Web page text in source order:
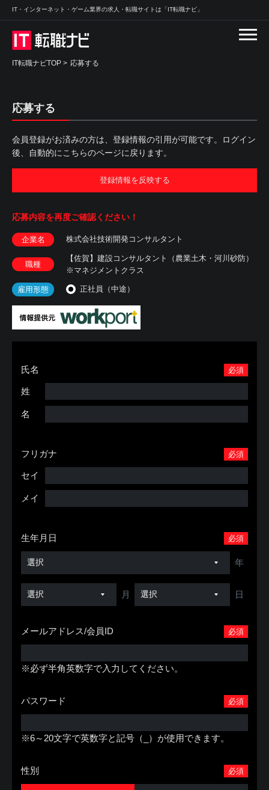
IT・インターネット・ゲーム業界の求人・転職サイトは「IT転職ナビ」
IT転職ナビTOP > 応募する
応募する
会員登録がお済みの方は、登録情報の引用が可能です。ログイン
後、自動的にこちらのページに戻ります。
登録情報を反映する
応募内容を再度ご確認ください！
企業名 株式会社技術開発コンサルタント
職種
【佐賀】建設コンサルタント（農業土木・河川砂防）
※マネジメントクラス
雇用形態 正社員（中途）
必須
氏名
姓
名
必須
フリガナ
セイ
メイ
必須
生年月日
年
月 日
必須
メールアドレス/会員ID
※必ず半角英数字で入力してください。
必須
パスワード
※6～20文字で英数字と記号（_）が使用できます。
必須
性別